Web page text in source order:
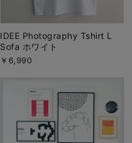
IDEE Photography Tshirt L
Sofa ホワイト
￥6,990